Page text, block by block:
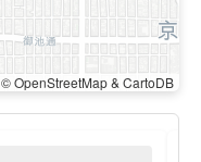
© OpenStreetMap & CartoDB